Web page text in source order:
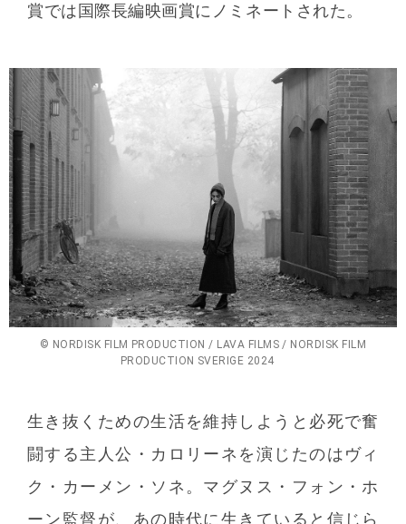
賞では国際長編映画賞にノミネートされた。
© NORDISK FILM PRODUCTION / LAVA FILMS / NORDISK FILM
PRODUCTION SVERIGE 2024
生き抜くための生活を維持しようと必死で奮
闘する主人公・カロリーネを演じたのはヴィ
ク・カーメン・ソネ。マグヌス・フォン・ホ
ーン監督が、あの時代に生きていると信じら